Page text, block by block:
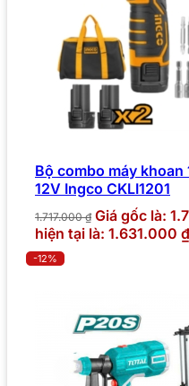
Bộ combo máy
12V Ingco CKLI1201
1.717.000₫ Giá gốc là:
hiện tại là: 1.631.000
-12%